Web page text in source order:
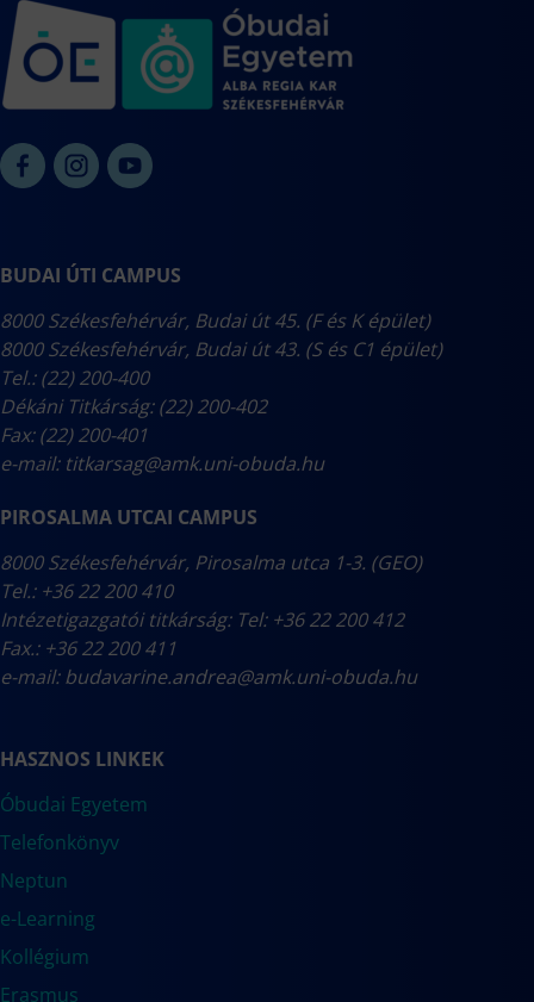
BUDAI ÚTI CAMPUS
8000 Székesfehérvár, Budai út 45. (F és K épület)
8000 Székesfehérvár, Budai út 43. (S és C1 épület)
Tel.: (22) 200-400
Dékáni Titkárság: (22) 200-402
Fax: (22) 200-401
e-mail: titkarsag@amk.uni-obuda.hu
PIROSALMA UTCAI CAMPUS
8000 Székesfehérvár, Pirosalma utca 1-3. (GEO)
Tel.: +36 22 200 410
Intézetigazgatói titkárság: Tel: +36 22 200 412
Fax.: +36 22 200 411
e-mail:budavarine.andrea@amk.uni-obuda.hu
HASZNOS LINKEK
Óbudai Egyetem
Telefonkönyv
Neptun
e-Learning
Kollégium
Erasmus